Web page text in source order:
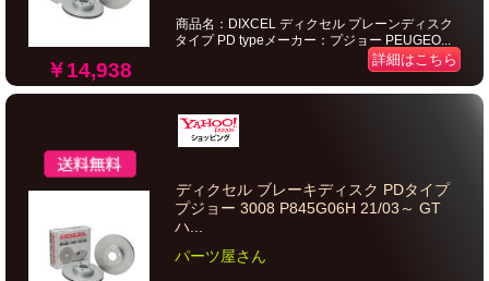
￥14,938
商品名：DIXCEL ディクセル プレーンディスク
タイプ PD typeメーカー：プジョー PEUGEO...
詳細はこちら
ディクセル ブレーキディスク PDタイプ
プジョー 3008 P845G06H 21/03～ GT
ハ...
パーツ屋さん